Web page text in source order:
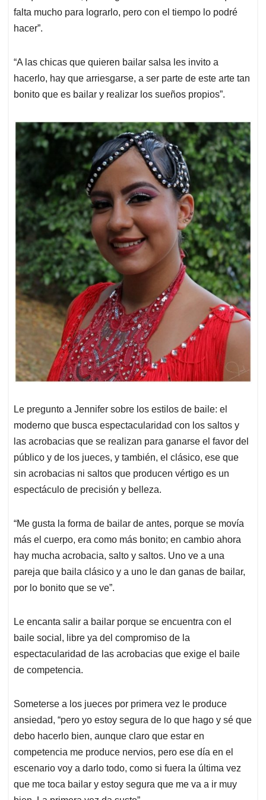
falta mucho para lograrlo, pero con el tiempo lo podré
hacer”.
“A las chicas que quieren bailar salsa les invito a
hacerlo, hay que arriesgarse, a ser parte de este arte tan
bonito que es bailar y realizar los sueños propios”.
Le pregunto a Jennifer sobre los estilos de baile: el
moderno que busca espectacularidad con los saltos y
las acrobacias que se realizan para ganarse el favor del
público y de los jueces, y también, el clásico, ese que
sin acrobacias ni saltos que producen vértigo es un
espectáculo de precisión y belleza.
“Me gusta la forma de bailar de antes, porque se movía
más el cuerpo, era como más bonito; en cambio ahora
hay mucha acrobacia, salto y saltos. Uno ve a una
pareja que baila clásico y a uno le dan ganas de bailar,
por lo bonito que se ve”.
Le encanta salir a bailar porque se encuentra con el
baile social, libre ya del compromiso de la
espectacularidad de las acrobacias que exige el baile
de competencia.
Someterse a los jueces por primera vez le produce
ansiedad, “pero yo estoy segura de lo que hago y sé que
debo hacerlo bien, aunque claro que estar en
competencia me produce nervios, pero ese día en el
escenario voy a darlo todo, como si fuera la última vez
que me toca bailar y estoy segura que me va a ir muy